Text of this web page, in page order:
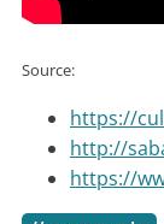
Source:
https://
http://
https://